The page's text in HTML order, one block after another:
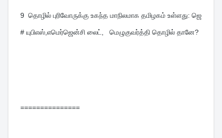
9 தொழில் புரிவோருக்கு உகந்த மாநிலமாக தமிழகம் உள்ளது: ஜெ
# யுபிஎஸ்,எமெர்ஜென்சி லைட்,   மெழுகுவர்த்தி தொழில் தானே?
===============